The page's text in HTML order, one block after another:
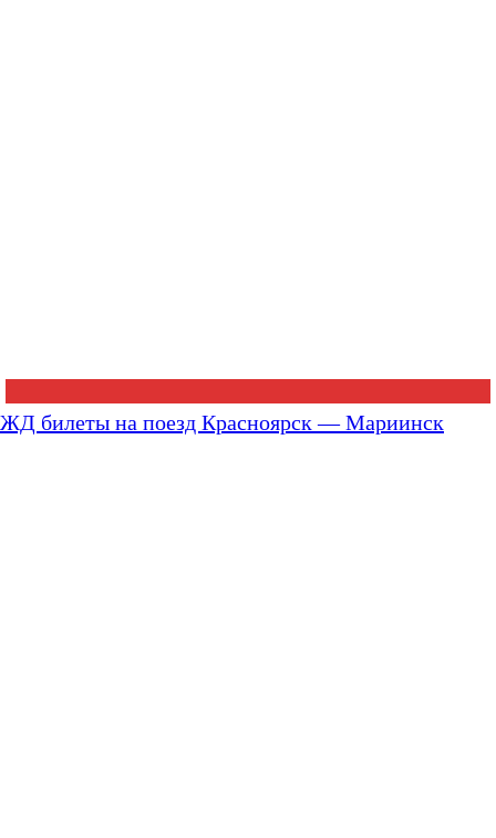
ЖД билеты на поезд Красноярск — Мариинск